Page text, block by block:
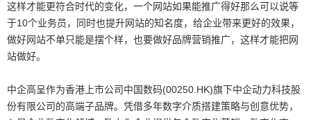
这样才能更符合时代的变化，一个网站如果能推广得好那么可以说等
于10个业务员，同时也提升网站的知名度，给企业带来更好的效果，
做好网站不单只能是摆个样，也要做好品牌营销推广，这样才能把网
站做好。
中企高呈作为香港上市公司中国数码(00250.HK)旗下中企动力科技股
份有限公司的高端子品牌。凭借多年数字介质搭建策略与创意优势，